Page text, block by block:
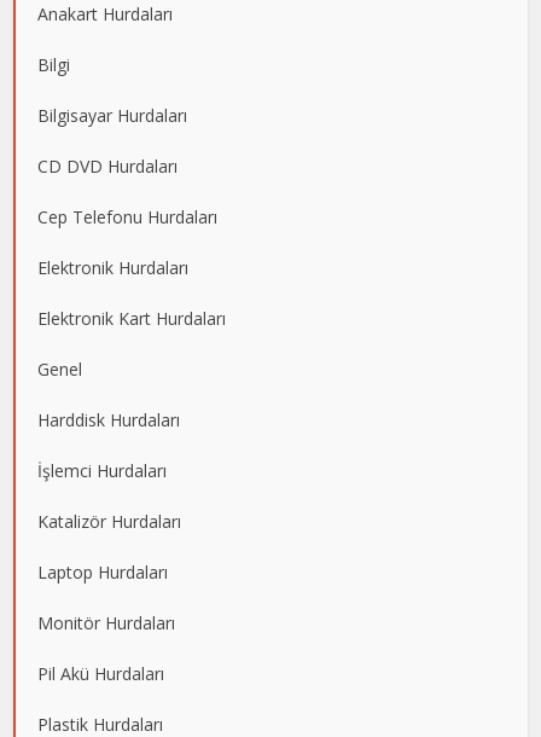
Anakart Hurdaları
Bilgi
Bilgisayar Hurdaları
CD DVD Hurdaları
Cep Telefonu Hurdaları
Elektronik Hurdaları
Elektronik Kart Hurdaları
Genel
Harddisk Hurdaları
İşlemci Hurdaları
Katalizör Hurdaları
Laptop Hurdaları
Monitör Hurdaları
Pil Akü Hurdaları
Plastik Hurdaları